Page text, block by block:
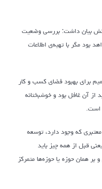
بیان داشت: بررسی وضعیت
بود مگر با تهیه‌ی اطلاعات
برای بهبود فضای کسب و کار
از آن غافل بود و خوشبختانه
است.
که وجود دارد، توسعه
قبل از همه چیز باید
بر همان حوزه یا حوزه‌ها متمرکز